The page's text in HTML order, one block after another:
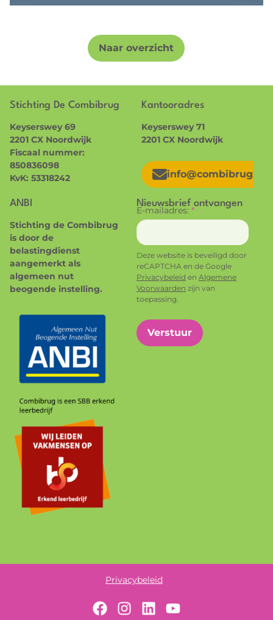
Naar overzicht
Stichting De Combibrug
Keyserswey 69
2201 CX Noordwijk
Fiscaal nummer:
850836098
KvK: 53318242
Kantooradres
Keyserswey 71
2201 CX Noordwijk
info@combibrug.nl
ANBI
Stichting de Combibrug
is door de
belastingdienst
aangemerkt als
algemeen nut
beogende instelling.
Nieuwsbrief ontvangen
E-mailadres: *
Deze website is beveiligd door
reCAPTCHA en de Google
Privacybeleid en Algemene
Voorwaarden zijn van
toepassing.
Verstuur
Privacybeleid